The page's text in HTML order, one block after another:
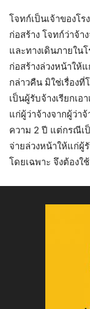
โจทก์เป็นเจ้าของโ
ก่อสร้าง โจทก์ว่าจ้า
และทางเดินภายใน
ก่อสร้างล่วงหน้าให้
กล่าวคืน มิใช่เรื่อง
เป็นผู้รับจ้างเรียกเ
แก่ผู้ว่าจ้างจากผู้ว่า
ความ 2 ปี แต่กรณีเป็
จ่ายล่วงหน้าให้แก่ผู้
โดยเฉพาะ จึงต้อง